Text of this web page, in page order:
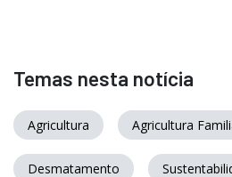
Temas nesta notícia
Agricultura Agricultura
Desmatamento